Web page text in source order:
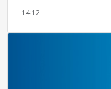
14:12